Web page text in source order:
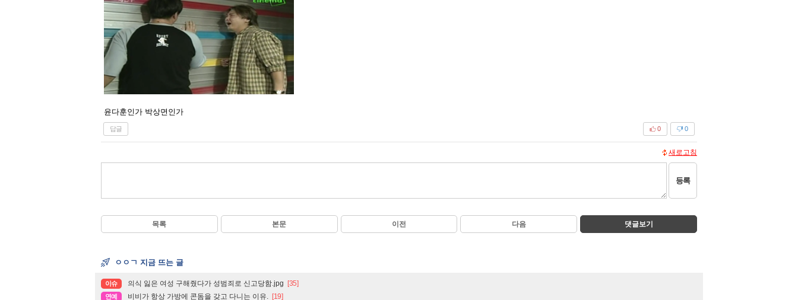
윤다훈인가 박상면인가
답글 0
0
새로고침
등록
목록 본문 이전 다음 댓글보기
ㅇㅇㄱ 지금 뜨는 글
이슈 의식 잃은 여성 구해줬다가 성범죄로 신고당함.jpg [35]
연예 비비가 항상 가방에 콘돔을 갖고 다니는 이유. [19]